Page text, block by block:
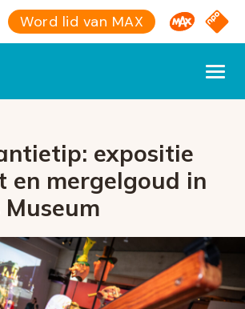
Word lid van MAX Omroep
NPO
expositie
en mergelgoud in